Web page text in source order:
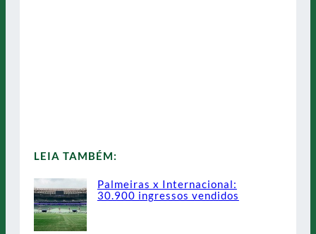
LEIA TAMBÉM:
Palmeiras x Internacional:
30.900 ingressos vendidos